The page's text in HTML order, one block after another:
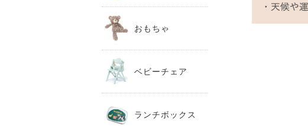
おもちゃ
ベビーチェア
ランチボックス